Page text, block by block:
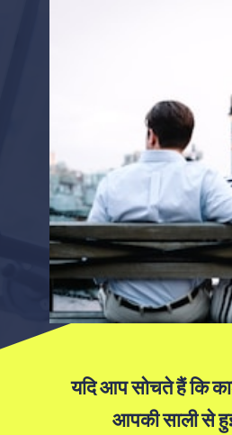
यदि आप सोचते हैं कि
आपकी साली से